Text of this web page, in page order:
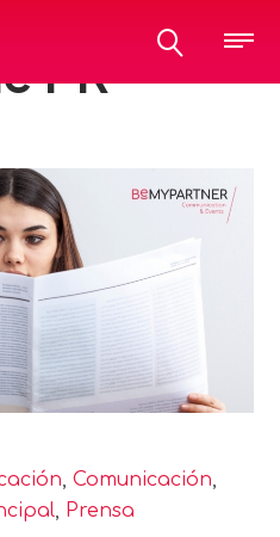
PR
,Comunicación,
, Prensa